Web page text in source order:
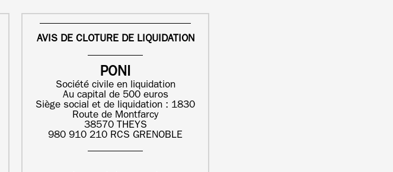
AVIS DE CLOTURE DE LIQUIDATION
PONI
Société civile en liquidation
Au capital de 500 euros
Siège social et de liquidation : 1830
Route de Montfarcy
38570 THEYS
980 910 210 RCS GRENOBLE